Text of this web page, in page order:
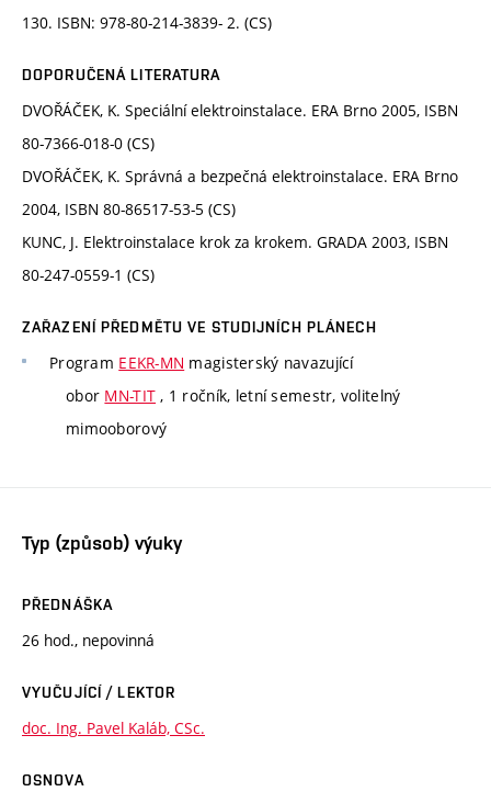
130. ISBN: 978-80-214-3839- 2. (CS)
DOPORUČENÁ LITERATURA
DVOŘÁČEK, K. Speciální elektroinstalace. ERA Brno 2005, ISBN
80-7366-018-0 (CS)
DVOŘÁČEK, K. Správná a bezpečná elektroinstalace. ERA Brno
2004, ISBN 80-86517-53-5 (CS)
KUNC, J. Elektroinstalace krok za krokem. GRADA 2003, ISBN
80-247-0559-1 (CS)
ZAŘAZENÍ PŘEDMĚTU VE STUDIJNÍCH PLÁNECH
Program EEKR-MN magisterský navazující
obor MN-TIT , 1 ročník, letní semestr, volitelný
mimooborový
Typ (způsob) výuky
PŘEDNÁŠKA
26 hod., nepovinná
VYUČUJÍCÍ / LEKTOR
doc. Ing. Pavel Kaláb, CSc.
OSNOVA